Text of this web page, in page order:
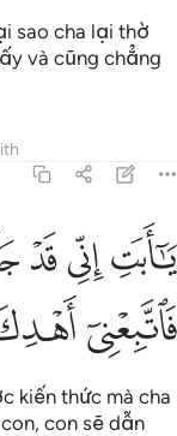
sao cha lại thờ
và cũng chẳng
يا ابت اني قد جاءني من
يَـٰٓأَبَتِ إِنِّى قَدْ جَآءَنِى
ﱱﱲﱳ
ﱺ
kiến thức mà cha
con sẽ dẫn